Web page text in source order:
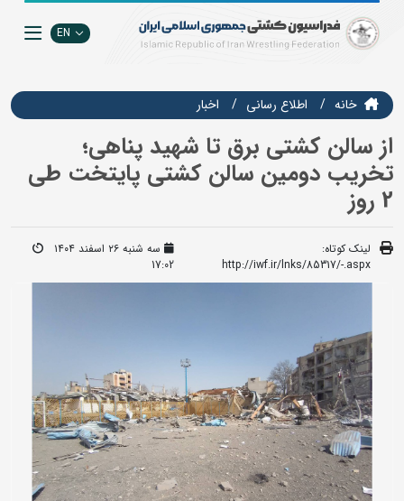
EN
خانه اطلاع رسانی اخبار
از سالن کشتی برق تا شهید پناهی؛
تخریب دومین سالن کشتی پایتخت طی
2 روز
لینک کوتاه:
http://iwf.ir/lnks/85317/-.aspx
سه شنبه ۲۶ اسفند ۱۴۰۴
17:02